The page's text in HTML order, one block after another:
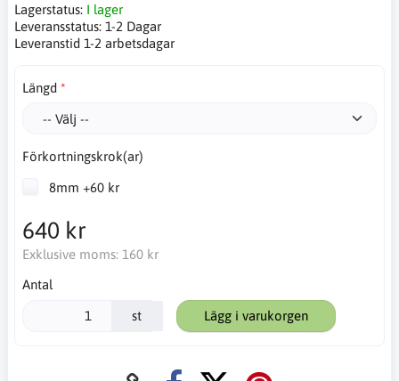
Lagerstatus: I lager
Leveransstatus: 1-2 Dagar
Leveranstid 1-2 arbetsdagar
Längd
Förkortningskrok(ar)
8mm +60 kr
640 kr
Exklusive moms: 160 kr
Antal
st Lägg i varukorgen